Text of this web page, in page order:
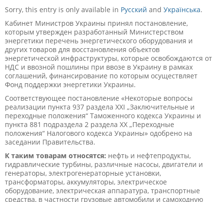
Sorry, this entry is only available in Русский and Українська.
Кабинет Министров Украины принял постановление,
которым утвержден разработанный Министерством
энергетики перечень энергетического оборудования и
других товаров для восстановления объектов
энергетической инфраструктуры, которые освобождаются от
НДС и ввозной пошлины при ввозе в Украину в рамках
соглашений, финансирование по которым осуществляет
Фонд поддержки энергетики Украины.
Соответствующее постановление «Некоторые вопросы
реализации пункта 937 раздела XXI „Заключительные и
переходные положения“ Таможенного кодекса Украины и
пункта 881 подраздела 2 раздела XX „Переходные
положения“ Налогового кодекса Украины» одобрено на
заседании Правительства.
К таким товарам относятся: нефть и нефтепродукты,
гидравлические турбины, различные насосы, двигатели и
генераторы, электрогенераторные установки,
трансформаторы, аккумуляторы, электрическое
оборудование, электрическая аппаратура, транспортные
средства, в частности грузовые автомобили и самоходную